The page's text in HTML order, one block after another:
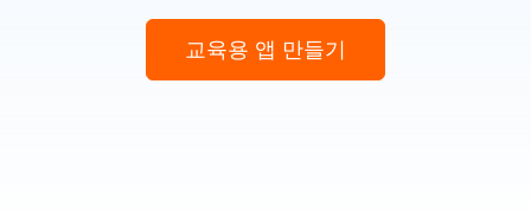
교육용 앱 만들기